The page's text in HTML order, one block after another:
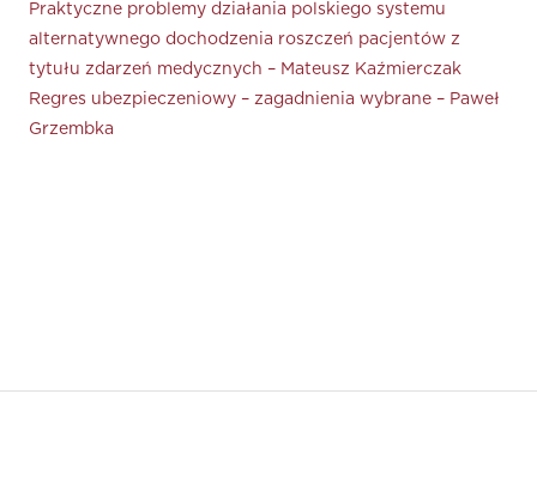
Praktyczne problemy działania polskiego systemu
alternatywnego dochodzenia roszczeń pacjentów z
tytułu zdarzeń medycznych – Mateusz Kaźmierczak
Regres ubezpieczeniowy – zagadnienia wybrane – Paweł
Grzembka